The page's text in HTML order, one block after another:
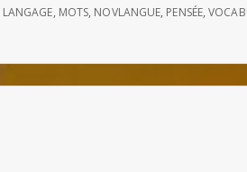
LANGAGE, MOTS, NOVLANGUE, PENSÉE,